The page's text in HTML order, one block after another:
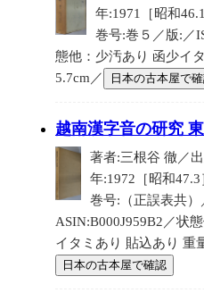
年:1971［昭和
巻号:巻５／版:／
態他：少汚あり 函少イ
5.7cm／
日本の古本屋で
越南漢字音の研究
著者:三根谷 徹／
年:1972［昭和
巻号:（正誤表共）
ASIN:B000J959B2／状
イタミあり 貼込あり 重
日本の古本屋で確認